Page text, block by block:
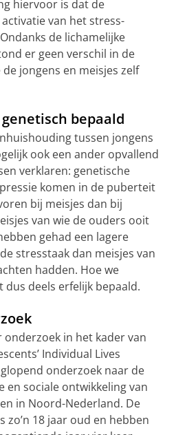
hiervoor is dat de
van het stress-
de lichamelijke
er geen verschil in de
jongens en meisjes zelf
bepaald
tussen jongens
ook een ander opvallend
verklaren: genetische
komen in de puberteit
bij meisjes dan bij
van wie de ouders ooit
gehad een lagere
stresstaak dan meisjes van
hadden. Hoe we
deels erfelijk bepaald.
in het kader van
Individual Lives
onderzoek naar de
en sociale ontwikkeling van
in Noord-Nederland. De
18 jaar oud en hebben